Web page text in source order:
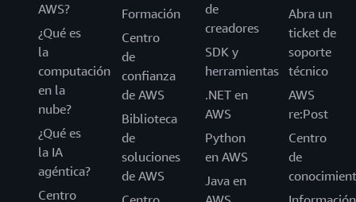
AWS?
¿Qué es
la
computación
en la
nube?
¿Qué es
la IA
agéntica?
Centro
Formación
Centro
de
confianza
de AWS
Biblioteca
de
soluciones
de AWS
de
creadores
SDK y
herramientas
.NET en
AWS
Python
en AWS
Java en
Abra un
ticket de
soporte
técnico
AWS
re:Post
Centro
de